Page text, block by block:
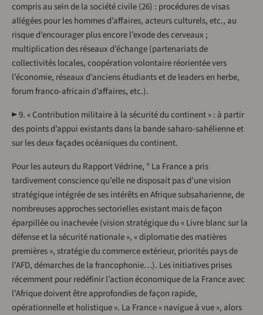
compris au sein de la société civile (26) : procédures de visas
allégées pour les hommes d’affaires, acteurs culturels, etc., au
risque d’encourager plus encore l’exode des cerveaux ;
multiplication des réseaux d’échange (partenariats de
collectivités locales, coopération volontaire réorientée vers
l’économie, réseaux d’anciens étudiants et de leaders en herbe,
forum franco-africain d’affaires, etc.).
► 9. « Contribution militaire à la sécurité du continent » : à partir
des points d’appui existants dans la bande saharo-sahélienne et
sur les deux façades océaniques du continent.
Pour les auteurs du Rapport Védrine, " La France a pris
tardivement conscience qu’elle ne disposait pas d’une vision
stratégique intégrée de ses intérêts en Afrique subsaharienne, de
nombreuses approches sectorielles existant mais de façon
éparpillée ou inachevée (vision stratégique du « Livre blanc sur la
défense et la sécurité nationale », « diplomatie des matières
premières », stratégie du commerce extérieur, priorités pays de
l’AFD, démarches de la francophonie…). Les initiatives prises
récemment pour redéfinir l’action économique de la France avec
l’Afrique doivent être approfondies de façon rapide,
opérationnelle et holistique ». La France « navigue à vue », alors